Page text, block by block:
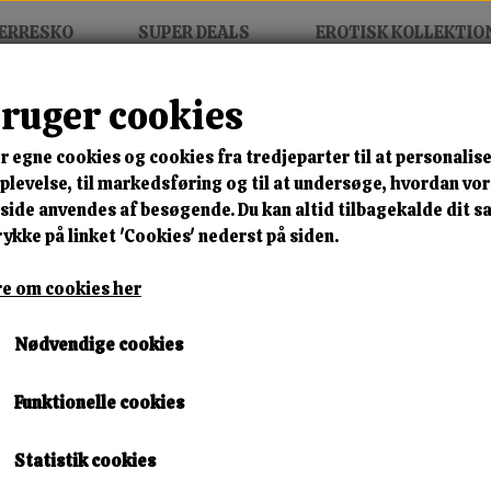
SUPER DEALS EROTISK
- Cottelli Accessoires
MIX FRIT • KØB 3 BETAL
Nipple Stickers - Cottelli
🎁 SPAR 10 % – KLIK
49,00 kr.
Leveringstid:
Omgående Levering
cookies
egne cookies og cookies fra tredjeparter til at
til markedsføring og til at undersøge, hvordan
anvendes af besøgende. Du kan altid tilbagekalde dit
på linket 'Cookies' nederst på siden.
om cookies her
Nødvendige cookies
Funktionelle cookies
Statistik cookies